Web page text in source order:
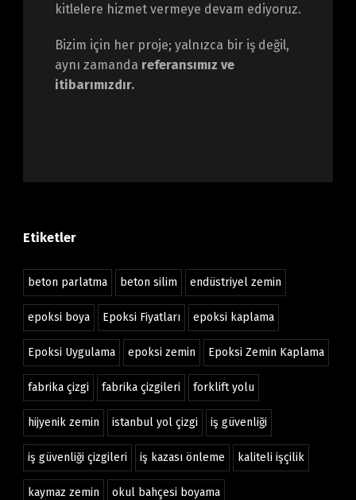
kitlelere hizmet vermeye devam ediyoruz.
Bizim için her proje; yalnızca bir iş değil,
aynı zamanda referansımız ve
itibarımızdır.
Etiketler
beton parlatma beton silim endüstriyel zemin
epoksi boya Epoksi Fiyatları epoksi kaplama
Epoksi Uygulama epoksi zemin Epoksi Zemin Kaplama
fabrika çizgi fabrika çizgileri forklift yolu
hijyenik zemin istanbul yol çizgi iş güvenliği
iş güvenliği çizgileri iş kazası önleme kaliteli işçilik
kaymaz zemin okul bahçesi boyama